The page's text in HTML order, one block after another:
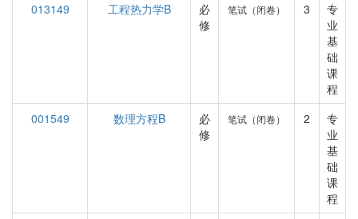
013149 工程热力学B
必
修
笔试（闭卷） 3
专
业
基
础
课
程
001549
数理方程B
必
修
笔试（闭卷） 2
专
业
基
础
课
程